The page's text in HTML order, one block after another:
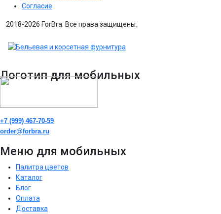
Согласие
2018-2026 ForBra. Все права защищены.
Логотип для мобильных
+7 (999) 467-70-59
order@forbra.ru
Меню для мобильных
Палитра цветов
Каталог
Блог
Оплата
Доставка